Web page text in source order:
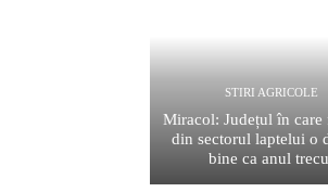
STIRI AGRICOLE
Miracol: Județul în care
din sectorul laptelui o
bine ca anul